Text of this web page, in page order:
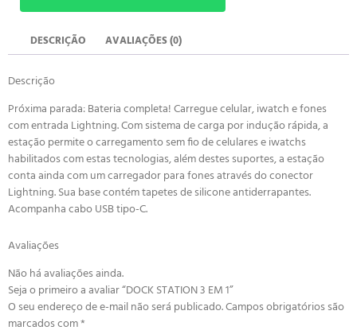
DESCRIÇÃO AVALIAÇÕES (0)
Descrição
Próxima parada: Bateria completa! Carregue celular, iwatch e fones
com entrada Lightning. Com sistema de carga por indução rápida, a
estação permite o carregamento sem fio de celulares e iwatchs
habilitados com estas tecnologias, além destes suportes, a estação
conta ainda com um carregador para fones através do conector
Lightning. Sua base contém tapetes de silicone antiderrapantes.
Acompanha cabo USB tipo-C.
Avaliações
Não há avaliações ainda.
Seja o primeiro a avaliar “DOCK STATION 3 EM 1”
O seu endereço de e-mail não será publicado.Campos obrigatórios são
marcados com*